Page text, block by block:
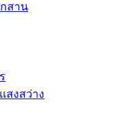
กสาน
สงสว่าง